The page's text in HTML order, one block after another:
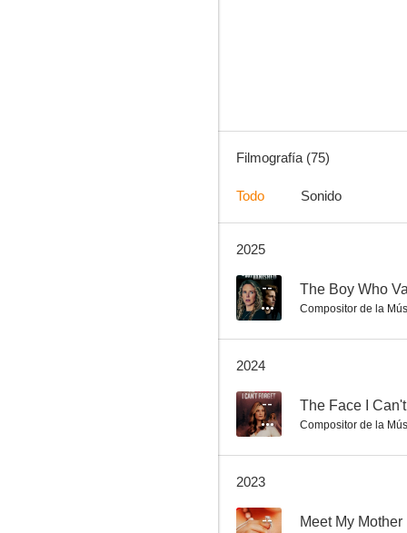
Un extraño con mis hijos
6.0
Filmografía (75)
Todo Sonido
2025
-- The Boy Who
Compositor de la
2024
-- The Face I
Compositor de la
2023
-- Meet My Mother